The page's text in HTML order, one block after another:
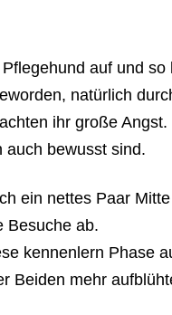
auf und
natürlich
ihr große
auch bewusst sind.
ein nettes Paar
Besuche ab.
kennenlern Phase
Beiden mehr